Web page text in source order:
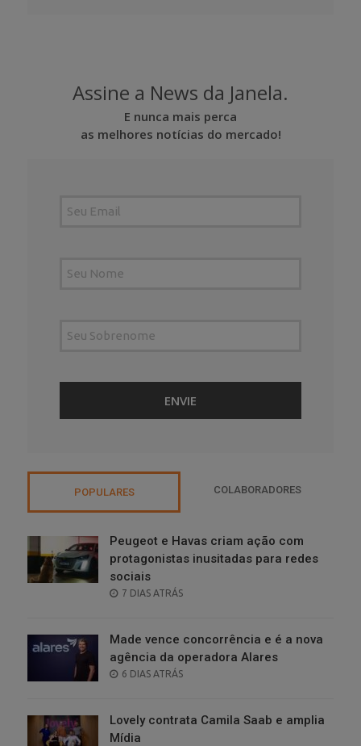
Assine a News da Janela.
E nunca mais perca
as melhores notícias do mercado!
POPULARES COLABORADORES
Peugeot e Havas criam ação com
protagonistas inusitadas para redes
sociais
POSTED
7 DIAS ATRÁS
Made vence concorrência e é a nova
agência da operadora Alares
POSTED
6 DIAS ATRÁS
Lovely contrata Camila Saab e amplia
Mídia